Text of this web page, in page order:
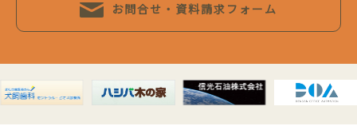
お問合せ・資料請求フォーム